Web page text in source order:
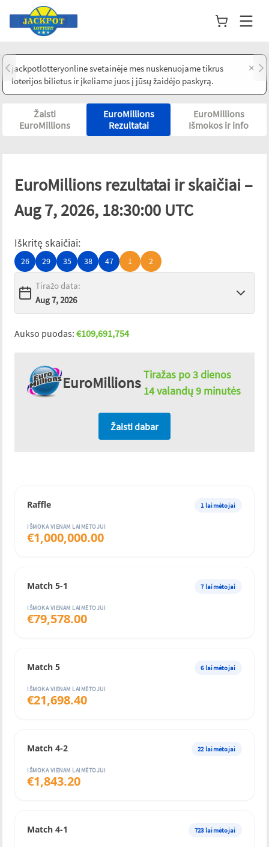
jackpotlotteryonline svetainėje mes nuskenuojame tikrus
loterijos bilietus ir įkeliame juos į jūsų žaidėjo paskyrą.
×
Žaisti
EuroMillions
EuroMillions
Rezultatai
EuroMillions
Išmokos ir info
EuroMillions rezultatai ir skaičiai –
Aug 7, 2026, 18:30:00 UTC
Iškritę skaičiai:
26 29 35 38 47 1 2
Tiražo data:
Aukso puodas: €109,691,754
EuroMillions Tiražas po3 dienos
14 valandų 9 minutės
Žaisti dabar
Raffle 1 laimėtojai
IŠMOKA VIENAM LAIMĖTOJUI
€1,000,000.00
Match 5-1 7 laimėtojai
IŠMOKA VIENAM LAIMĖTOJUI
€79,578.00
Match 5 6 laimėtojai
IŠMOKA VIENAM LAIMĖTOJUI
€21,698.40
Match 4-2 22 laimėtojai
IŠMOKA VIENAM LAIMĖTOJUI
€1,843.20
Match 4-1 723 laimėtojai